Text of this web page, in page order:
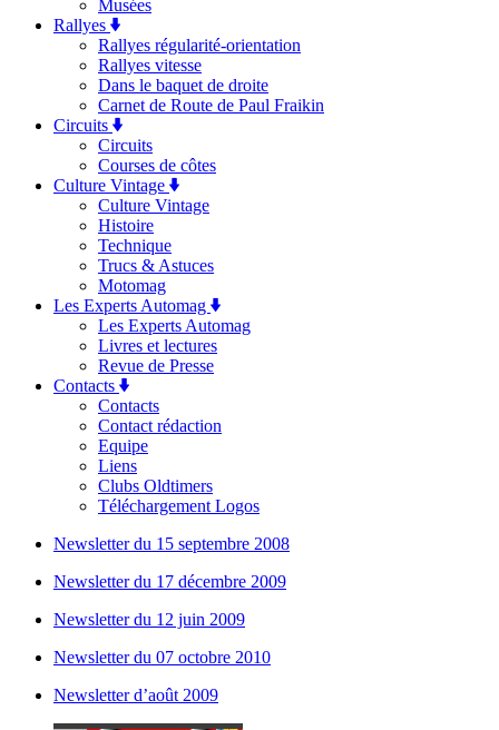
Musées
Rallyes
Rallyes régularité-orientation
Rallyes vitesse
Dans le baquet de droite
Carnet de Route de Paul Fraikin
Circuits
Circuits
Courses de côtes
Culture Vintage
Culture Vintage
Histoire
Technique
Trucs & Astuces
Motomag
Les Experts Automag
Les Experts Automag
Livres et lectures
Revue de Presse
Contacts
Contacts
Contact rédaction
Equipe
Liens
Clubs Oldtimers
Téléchargement Logos
Newsletter du 15 septembre 2008
Newsletter du 17 décembre 2009
Newsletter du 12 juin 2009
Newsletter du 07 octobre 2010
Newsletter d’août 2009